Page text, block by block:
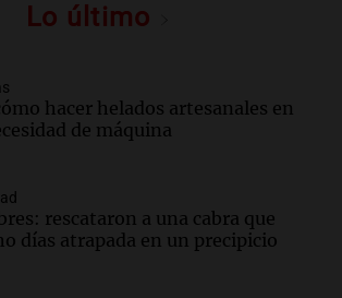
Lo último
hacer helados artesanales en
de máquina
rescataron a una cabra que
días atrapada en un precipicio